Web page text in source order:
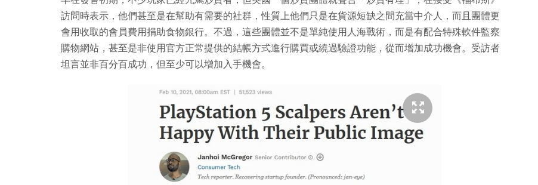
訪問時表示，他們甚至是在幫助有需要的社群，性質上他們只是在貨源短缺之間充當中介人，而且團體更
會用收取的會員費用捐助食物銀行。不過，這些團體並不是單純使用人海戰術，而是有配合特殊軟件監察
購物網站，甚至是非使用官方正常提供的結帳方式進行購買或繞過驗證功能，從而增加成功機會。受訪者
坦言並非百分百成功，但至少可以增加入手機會。